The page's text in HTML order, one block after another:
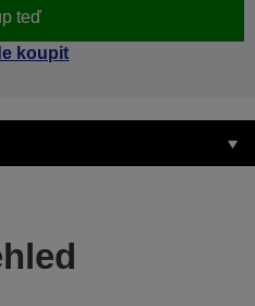
teď
koupit